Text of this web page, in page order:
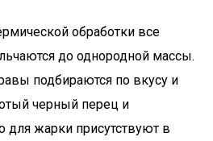
обработки все
до однородной массы.
подбираются по вкусу и
черный перец и
для жарки присутствуют в